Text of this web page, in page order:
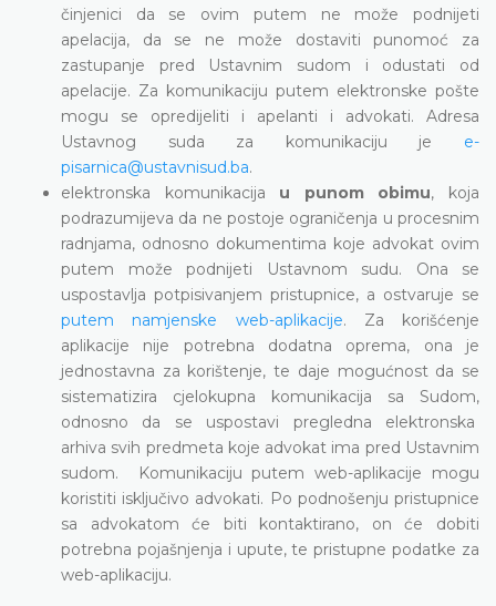
činjenici da se ovim putem ne može podnijeti
apelacija, da se ne može dostaviti punomoć za
zastupanje pred Ustavnim sudom i odustati od
apelacije. Za komunikaciju putem elektronske pošte
mogu se opredijeliti i apelanti i advokati. Adresa
Ustavnog suda za komunikaciju je e-
pisarnica@ustavnisud.ba.
elektronska komunikacija u punom obimu, koja
podrazumijeva da ne postoje ograničenja u procesnim
radnjama, odnosno dokumentima koje advokat ovim
putem može podnijeti Ustavnom sudu. Ona se
uspostavlja potpisivanjem pristupnice, a ostvaruje se
putem namjenske web-aplikacije. Za korišćenje
aplikacije nije potrebna dodatna oprema, ona je
jednostavna za korištenje, te daje mogućnost da se
sistematizira cjelokupna komunikacija sa Sudom,
odnosno da se uspostavi pregledna elektronska
arhiva svih predmeta koje advokat ima pred Ustavnim
sudom. Komunikaciju putem web-aplikacije mogu
koristiti isključivo advokati. Po podnošenju pristupnice
sa advokatom će biti kontaktirano, on će dobiti
potrebna pojašnjenja i upute, te pristupne podatke za
web-aplikaciju.